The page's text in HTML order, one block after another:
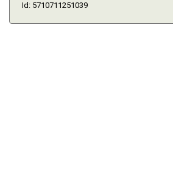
Id: 5710711251039